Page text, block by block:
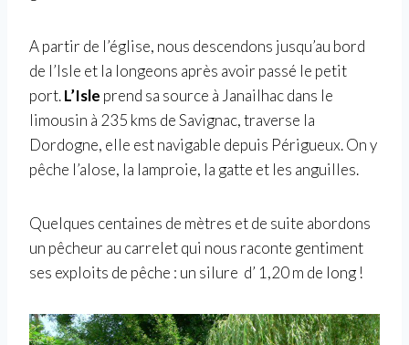
A partir de l’église, nous descendons jusqu’au bord
de l’Isle et la longeons après avoir passé le petit
port.L’Isle prend sa source à Janailhac dans le
limousin à 235 kms de Savignac, traverse la
Dordogne, elle est navigable depuis Périgueux. On y
pêche l’alose, la lamproie, la gatte et les anguilles.
Quelques centaines de mètres et de suite abordons
un pêcheur au carrelet qui nous raconte gentiment
ses exploits de pêche : un silure d’ 1,20 m de long !